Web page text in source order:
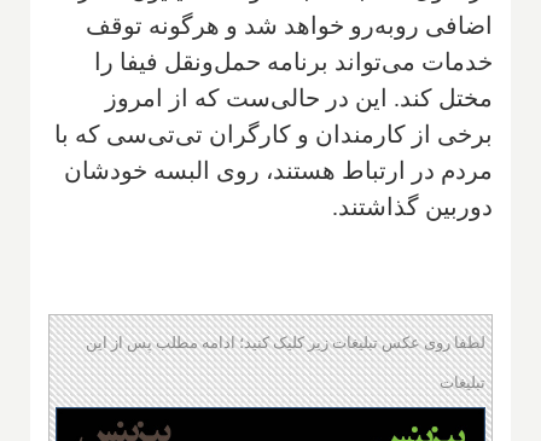
اضافی روبه‌رو خواهد شد و هرگونه توقف
خدمات می‌تواند برنامه حمل‌ونقل فیفا را
مختل کند. این در حالی‌ست که از امروز
برخی از کارمندان و کارگران تی‌تی‌سی که با
مردم در ارتباط هستند، روی البسه خودشان
دوربین گذاشتند.
لطفا روی عکس تبلیغات زیر کلیک کنید؛ ادامه مطلب پس از این
تبلیغات